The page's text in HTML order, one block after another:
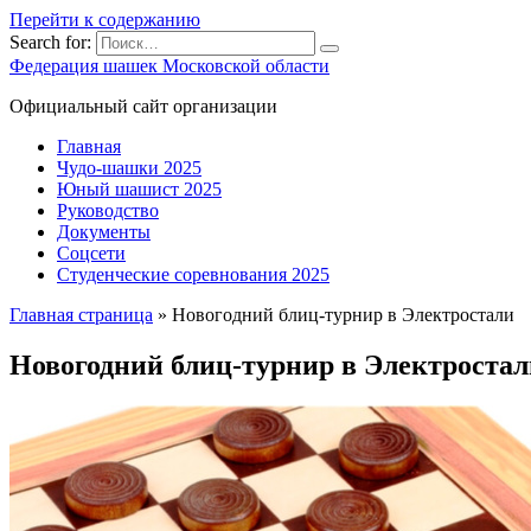
Перейти к содержанию
Search for:
Федерация шашек Московской области
Официальный сайт организации
Главная
Чудо-шашки 2025
Юный шашист 2025
Руководство
Документы
Соцсети
Студенческие соревнования 2025
Главная страница » Новогодний блиц-турнир в Электростали
Новогодний блиц-турнир в